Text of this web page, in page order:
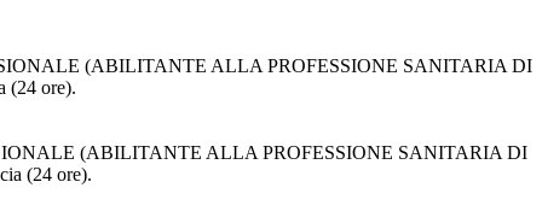
(ABILITANTE ALLA PROFESSIONE SANITARIA DI
(24 ore).
(ABILITANTE ALLA PROFESSIONE SANITARIA DI
(24 ore).